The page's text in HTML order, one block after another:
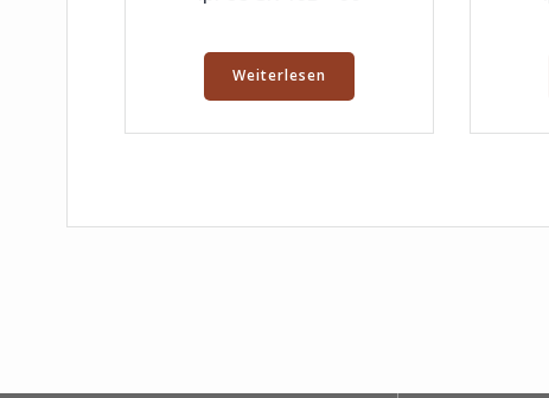
Weiterlesen